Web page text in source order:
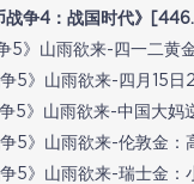
战争4：战国时代》
5》山雨欲来-四一二黄
5》山雨欲来-四月15日
5》山雨欲来-中国大妈
5》山雨欲来-伦敦金：
5》山雨欲来-瑞士金：